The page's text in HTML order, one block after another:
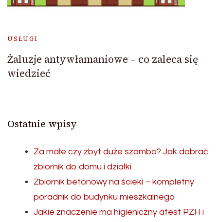
USŁUGI
Żaluzje antywłamaniowe – co zaleca się
wiedzieć
Ostatnie wpisy
Za małe czy zbyt duże szambo? Jak dobrać
zbiornik do domu i działki.
Zbiornik betonowy na ścieki – kompletny
poradnik do budynku mieszkalnego
Jakie znaczenie ma higieniczny atest PZH i